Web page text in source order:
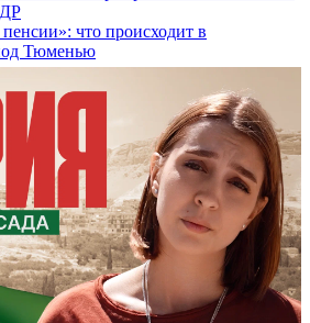
что происходит в
Тюменью